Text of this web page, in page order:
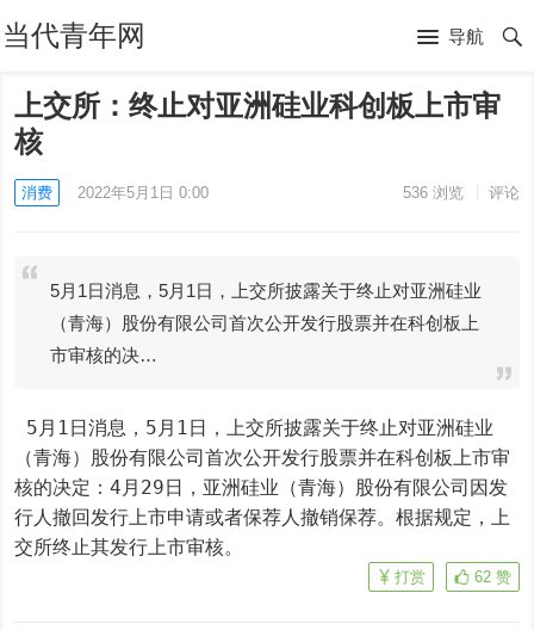
当代青年网 导航
上交所：终止对亚洲硅业科创板上市审
核
消费 2022年5月1日 0:00 536浏览 评论
5月1日消息，5月1日，上交所披露关于终止对亚洲硅业
（青海）股份有限公司首次公开发行股票并在科创板上
市审核的决…
（青海）股份有限公司首次公开发行股票并在科创板上市审
核的决定：4月29日，亚洲硅业（青海）股份有限公司因发
行人撤回发行上市申请或者保荐人撤销保荐。根据规定，上
交所终止其发行上市审核。
62 赞
打赏